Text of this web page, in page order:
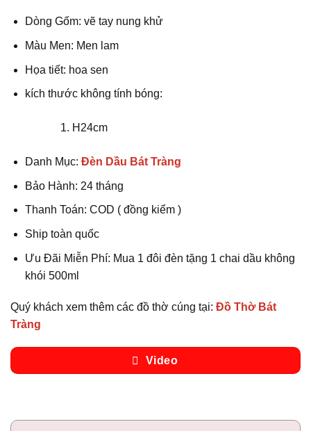
Dòng Gốm: vẽ tay nung khử
Màu Men: Men lam
Họa tiết: hoa sen
kích thước không tính bóng:
H24cm
Danh Mục: Đèn Dầu Bát Tràng
Bảo Hành: 24 tháng
Thanh Toán: COD ( đồng kiểm )
Ship toàn quốc
Ưu Đãi Miễn Phí: Mua 1 đôi đèn tặng 1 chai dầu không
khói 500ml
Quý khách xem thêm các đồ thờ cúng tại: Đồ Thờ Bát
Tràng
Video